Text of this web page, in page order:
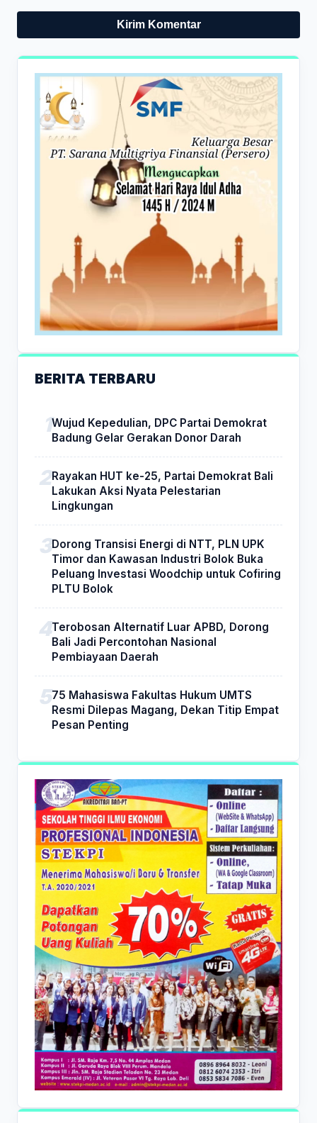
BERITA TERBARU
Wujud Kepedulian, DPC Partai Demokrat
Badung Gelar Gerakan Donor Darah
Rayakan HUT ke-25, Partai Demokrat Bali
Lakukan Aksi Nyata Pelestarian
Lingkungan
Dorong Transisi Energi di NTT, PLN UPK
Timor dan Kawasan Industri Bolok Buka
Peluang Investasi Woodchip untuk Cofiring
PLTU Bolok
Terobosan Alternatif Luar APBD, Dorong
Bali Jadi Percontohan Nasional
Pembiayaan Daerah
75 Mahasiswa Fakultas Hukum UMTS
Resmi Dilepas Magang, Dekan Titip Empat
Pesan Penting